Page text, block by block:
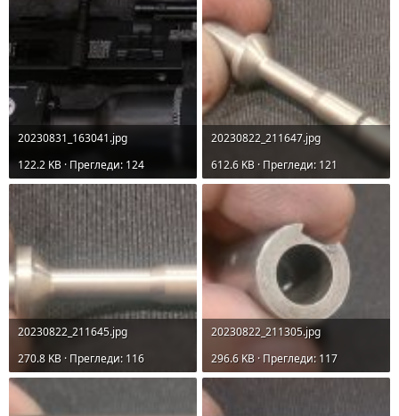
20230831_163041.jpg
122.2 KB · Прегледи: 124
20230822_211647.jpg
612.6 KB · Прегледи: 121
20230822_211645.jpg
270.8 KB · Прегледи: 116
20230822_211305.jpg
296.6 KB · Прегледи: 117